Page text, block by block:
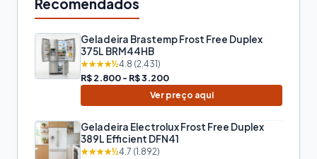
Recomendados
Geladeira Brastemp Frost Free Duplex
375L BRM44HB
★★★★½4.8 (2.431)
R$ 2.800 - R$ 3.200
Ver preço aqui
Geladeira Electrolux Frost Free Duplex
389L Efficient DFN41
★★★★½4.7 (1.892)